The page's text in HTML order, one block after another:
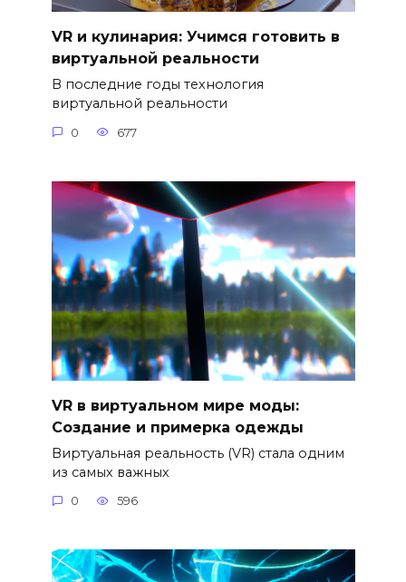
VR и кулинария: Учимся готовить в
виртуальной реальности
В последние годы технология
виртуальной реальности
0 677
VR в виртуальном мире моды:
Создание и примерка одежды
Виртуальная реальность (VR) стала одним
из самых важных
0 596